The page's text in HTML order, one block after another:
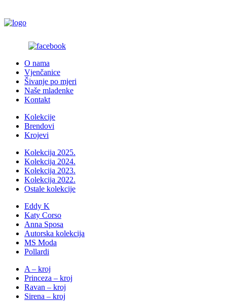
O nama
Vjenčanice
Šivanje po mjeri
Naše mladenke
Kontakt
Kolekcije
Brendovi
Krojevi
Kolekcija 2025.
Kolekcija 2024.
Kolekcija 2023.
Kolekcija 2022.
Ostale kolekcije
Eddy K
Katy Corso
Anna Sposa
Autorska kolekcija
MS Moda
Pollardi
A – kroj
Princeza – kroj
Ravan – kroj
Sirena – kroj